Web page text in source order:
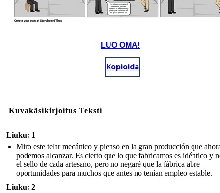
LUO OMA!
Kopioida
Kuvakäsikirjoitus Teksti
Liuku: 1
Miro este telar mecánico y pienso en la gran producción que
podemos alcanzar. Es cierto que lo que fabricamos es idéntico y
el sello de cada artesano, pero no negaré que la fábrica abre
oportunidades para muchos que antes no tenían empleo estable.
Liuku: 2